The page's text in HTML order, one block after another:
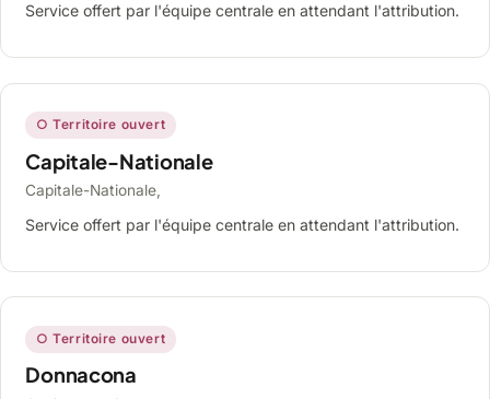
Service offert par l'équipe centrale en attendant l'attribution.
○ Territoire ouvert
Capitale-Nationale
Capitale-Nationale,
Service offert par l'équipe centrale en attendant l'attribution.
○ Territoire ouvert
Donnacona